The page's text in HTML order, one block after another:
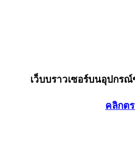
เว็บบราวเซอร์บนอุปกร
คลิกต